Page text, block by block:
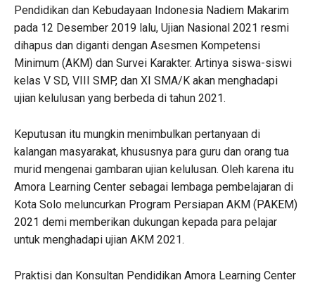
Pendidikan dan Kebudayaan Indonesia Nadiem Makarim
pada 12 Desember 2019 lalu, Ujian Nasional 2021 resmi
dihapus dan diganti dengan Asesmen Kompetensi
Minimum (AKM) dan Survei Karakter. Artinya siswa-siswi
kelas V SD, VIII SMP, dan XI SMA/K akan menghadapi
ujian kelulusan yang berbeda di tahun 2021.
Keputusan itu mungkin menimbulkan pertanyaan di
kalangan masyarakat, khususnya para guru dan orang tua
murid mengenai gambaran ujian kelulusan. Oleh karena itu
Amora Learning Center sebagai lembaga pembelajaran di
Kota Solo meluncurkan Program Persiapan AKM (PAKEM)
2021 demi memberikan dukungan kepada para pelajar
untuk menghadapi ujian AKM 2021.
Praktisi dan Konsultan Pendidikan Amora Learning Center